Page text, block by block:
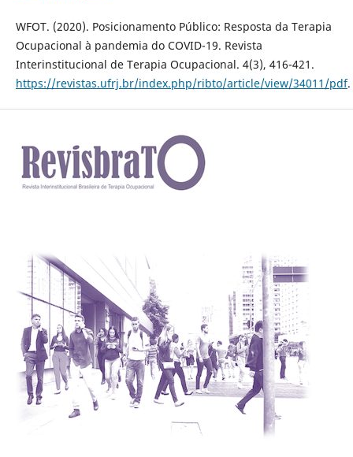
WFOT. (2020). Posicionamento Público: Resposta da Terapia
Ocupacional à pandemia do COVID-19. Revista
Interinstitucional de Terapia Ocupacional. 4(3), 416-421.
https://revistas.ufrj.br/index.php/ribto/article/view/34011/pdf.